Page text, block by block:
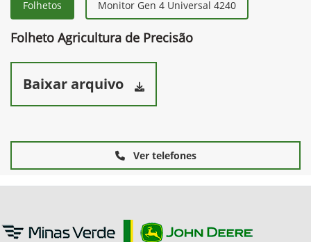
Folhetos Monitor Gen 4 Universal 4240
Folheto Agricultura de Precisão
Baixar arquivo
Ver telefones